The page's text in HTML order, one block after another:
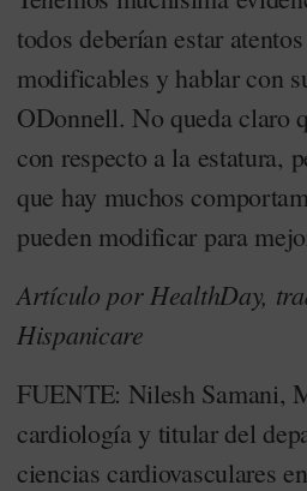
todos deberían estar
modificables y hablar con
ODonnell. No queda claro
con respecto a la estatura,
que hay muchos
pueden modificar para
Artículo por HealthDay,
Hispanicare
FUENTE: Nilesh Samani,
cardiología y titular del
ciencias cardiovasculares